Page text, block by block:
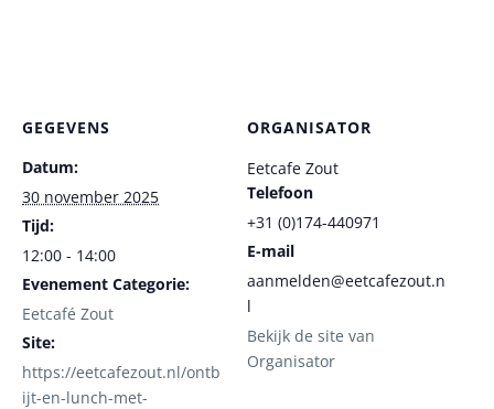
GEGEVENS
Datum:
30 november 2025
Tijd:
12:00 - 14:00
Evenement Categorie:
Eetcafé Zout
Site:
https://eetcafezout.nl/ontb
ijt-en-lunch-met-
ORGANISATOR
Eetcafe Zout
Telefoon
+31 (0)174-440971
E-mail
aanmelden@eetcafezout.n
l
Bekijk de site van
Organisator